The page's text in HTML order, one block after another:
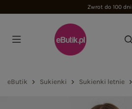
Zwrot do 100 dni
eButik Sukienki Sukienki letnie